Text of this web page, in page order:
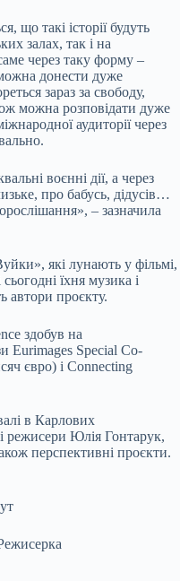
що такі історії будуть
залах, так і на
через таку форму –
донести дуже
зараз за свободу,
можна розповідати дуже
аудиторії через
воєнні дії, а через
про бабусь, дідусів…
– зазначила
які лунають у фільмі,
їхня музика і
автори проєкту.
здобув на
Eurimages Special Co-
євро) і Connecting
в Карлових
режисери Юлія Гонтарук,
перспективні проєкти.